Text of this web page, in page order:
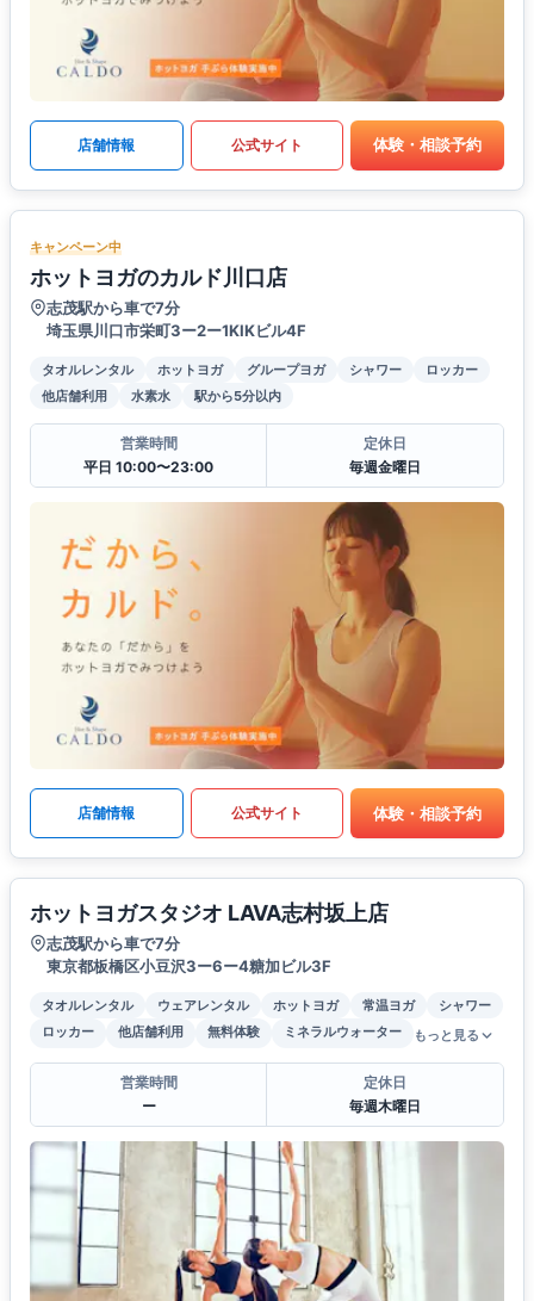
店舗情報 公式サイト 体験・相談予約
キャンペーン中
ホットヨガのカルド川口店
志茂駅から車で7分
埼玉県川口市栄町3ー2ー1KIKビル4F
タオルレンタル ホットヨガ グループヨガ シャワー
ロッカー
他店舗利用
水素水 駅から5分以内
営業時間
平日 10:00〜23:00
定休日
毎週金曜日
店舗情報 公式サイト 体験・相談予約
ホットヨガスタジオ LAVA志村坂上店
志茂駅から車で7分
東京都板橋区小豆沢3ー6ー4糖加ビル3F
タオルレンタル ウェアレンタル ホットヨガ 常温ヨガ
シャワー
ロッカー
他店舗利用 無料体験 ミネラルウォーター もっと見る
営業時間
ー
定休日
毎週木曜日